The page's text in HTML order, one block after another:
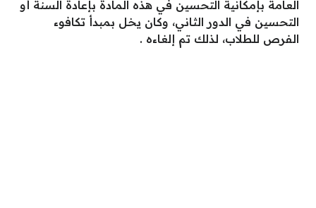
العامة بإمكانية التحسين في هذه المادة بإعادة السنة أو
التحسين في الدور الثاني، وكان يخل بمبدأ تكافوء
الفرص للطلاب، لذلك تم إلغاءه .